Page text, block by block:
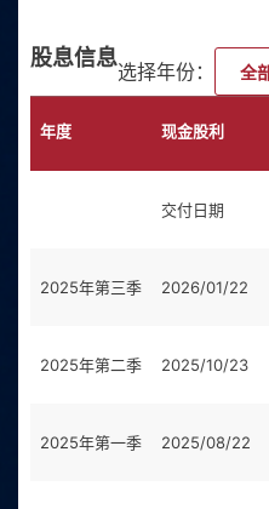
股息信息
选择年份：
年度 现金股利
交付日期
2025年第三季 2026/01/22
2025年第二季 2025/10/23
2025年第一季 2025/08/22